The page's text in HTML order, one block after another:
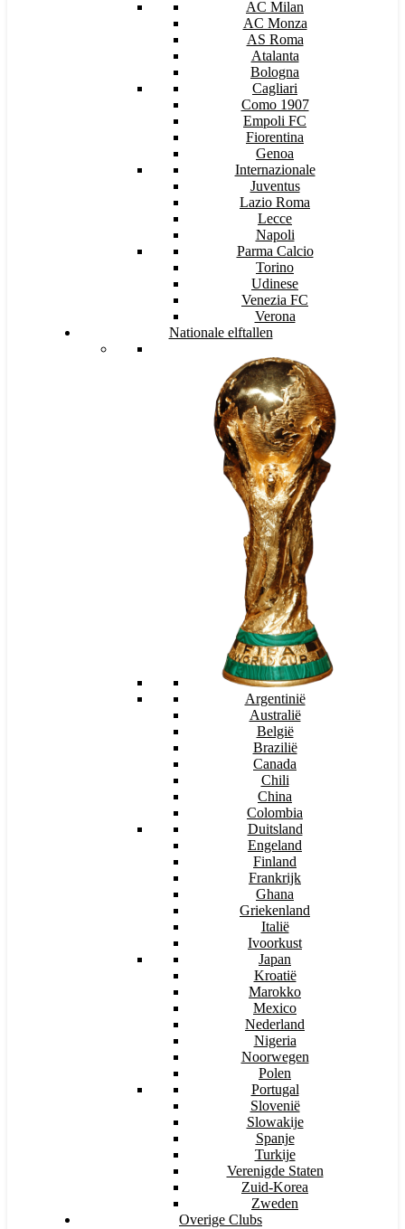
AC Milan
AC Monza
AS Roma
Atalanta
Bologna
Cagliari
Como 1907
Empoli FC
Fiorentina
Genoa
Internazionale
Juventus
Lazio Roma
Lecce
Napoli
Parma Calcio
Torino
Udinese
Venezia FC
Verona
Nationale elftallen
Argentinië
Australië
België
Brazilië
Canada
Chili
China
Colombia
Duitsland
Engeland
Finland
Frankrijk
Ghana
Griekenland
Italië
Ivoorkust
Japan
Kroatië
Marokko
Mexico
Nederland
Nigeria
Noorwegen
Polen
Portugal
Slovenië
Slowakije
Spanje
Turkije
Verenigde Staten
Zuid-Korea
Zweden
Overige Clubs